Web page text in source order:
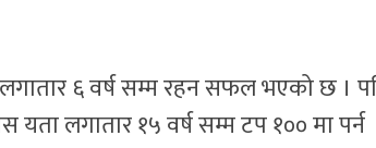
लगातार ६ वर्ष सम्म रहन सफल भएको छ ।
लगातार १५ वर्ष सम्म टप १०० मा पर्न